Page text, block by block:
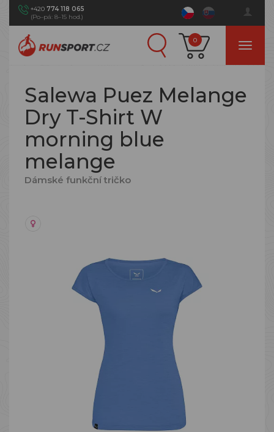
+420 774 118 065
(Po–pá: 8–15 hod.)
0
Salewa Puez Melange
Dry T-Shirt W
morning blue
melange
Dámské funkční tričko